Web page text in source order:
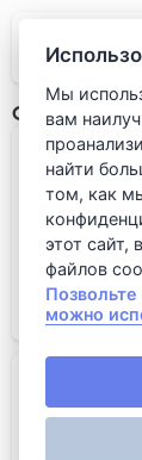
LAO
Основное
Мы
вам
найти
том, как
этот сайт,
файлов
можно